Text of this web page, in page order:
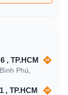
, TP.HCM
Phú,
, TP.HCM